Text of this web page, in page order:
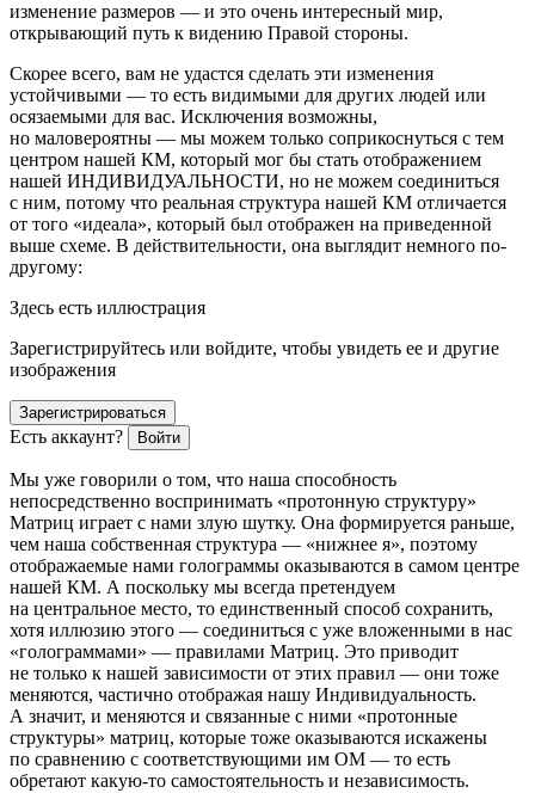
изменение размеров — и это очень интересный мир,
открывающий путь к видению Правой стороны.
Скорее всего, вам не удастся сделать эти изменения
устойчивыми — то есть видимыми для других людей или
осязаемыми для вас. Исключения возможны,
но маловероятны — мы можем только соприкоснуться с тем
центром нашей КМ, который мог бы стать отображением
нашей ИНДИВИДУАЛЬНОСТИ, но не можем соединиться
с ним, потому что реальная структура нашей КМ отличается
от того «идеала», который был отображен на приведенной
выше схеме. В действительности, она выглядит немного по-
другому:
Здесь есть иллюстрация
Зарегистрируйтесь или войдите, чтобы увидеть ее и другие
изображения
Зарегистрироваться
Есть аккаунт? Войти
Мы уже говорили о том, что наша способность
непосредственно воспринимать «протонную структуру»
Матриц играет с нами злую шутку. Она формируется раньше,
чем наша собственная структура — «нижнее я», поэтому
отображаемые нами голограммы оказываются в самом центре
нашей КМ. А поскольку мы всегда претендуем
на центральное место, то единственный способ сохранить,
хотя иллюзию этого — соединиться с уже вложенными в нас
«голограммами» — правилами Матриц. Это приводит
не только к нашей зависимости от этих правил — они тоже
меняются, частично отображая нашу Индивидуальность.
А значит, и меняются и связанные с ними «протонные
структуры» матриц, которые тоже оказываются искажены
по сравнению с соответствующими им ОМ — то есть
обретают какую-то самостоятельность и независимость.